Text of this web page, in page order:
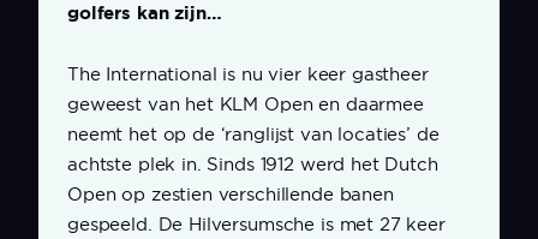
golfers kan zijn…
The International is nu vier keer gastheer
geweest van het KLM Open en daarmee
neemt het op de ‘ranglijst van locaties’ de
achtste plek in. Sinds 1912 werd het Dutch
Open op zestien verschillende banen
gespeeld. De Hilversumsche is met 27 keer